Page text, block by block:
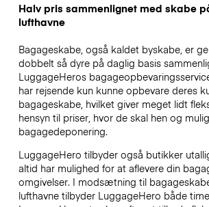
Halv pris sammenlignet med skabe
lufthavne
Bagageskabe, også kaldet byskabe, er
dobbelt så dyre på daglig basis
LuggageHeros
har rejsende kun kunne opbevare deres
bagageskabe, hvilket giver meget lidt
hensyn til priser, hvor de skal hen og
bagagedeponering.
LuggageHero tilbyder også butikker
altid har mulighed for at aflevere din
omgivelser. I modsætning til
lufthavne tilbyder LuggageHero både